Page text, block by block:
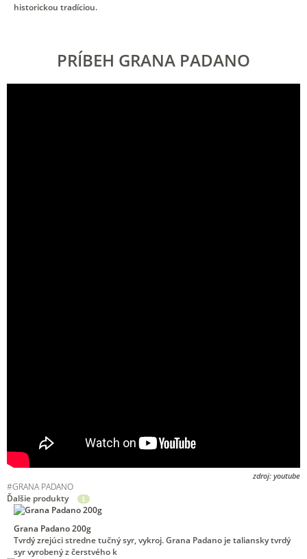
historickou tradíciou.
PRÍBEH GRANA PADANO
zdroj: youtube
#GRANA PADANO
Ďalšie produkty
1
Grana Padano 200g
Tvrdý zrejúci stredne tučný syr, vykroj. Grana Padano je taliansky tvrdý
syr vyrobený z čerstvého k